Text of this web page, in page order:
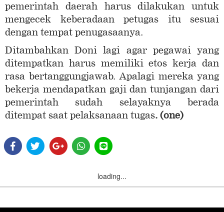
pemerintah daerah harus dilakukan untuk
mengecek keberadaan petugas itu sesuai
dengan tempat penugasaanya.
Ditambahkan Doni lagi agar pegawai yang
ditempatkan harus memiliki etos kerja dan
rasa bertanggungjawab. Apalagi mereka yang
bekerja mendapatkan gaji dan tunjangan dari
pemerintah sudah selayaknya berada
ditempat saat pelaksanaan tugas. (one)
loading...